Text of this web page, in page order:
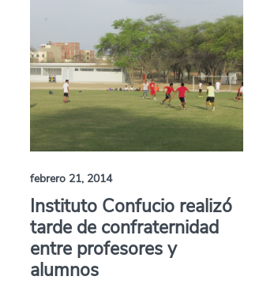
febrero 21, 2014
Instituto Confucio realizó
tarde de confraternidad
entre profesores y
alumnos